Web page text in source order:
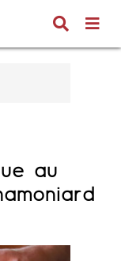
au